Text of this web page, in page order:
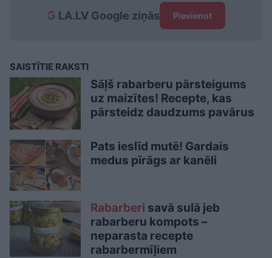
LA.LV Google ziņās Pievienot
SAISTĪTIE RAKSTI
Sāļš rabarberu pārsteigums
uz maizītes! Recepte, kas
pārsteidz daudzums pavārus
Pats ieslīd mutē! Gardais
medus pīrāgs ar kanēli
Rabarberi savā sulā jeb
rabarberu kompots –
neparasta recepte
rabarbermīļiem